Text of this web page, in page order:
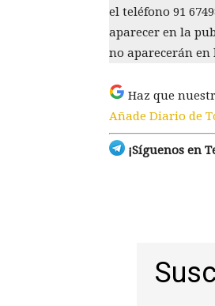
el teléfono 91
aparecer en la
no aparecerán
Haz que
Añade Diario de
¡Síguenos en